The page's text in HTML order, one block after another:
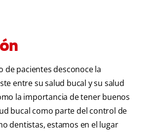
de pacientes desconoce la
entre su salud bucal y su salud
la importancia de tener buenos
bucal como parte del control de
dentistas, estamos en el lugar